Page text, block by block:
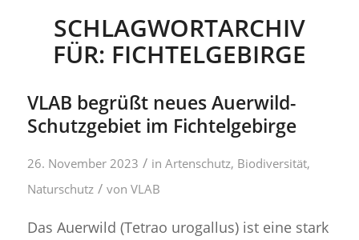
SCHLAGWORTARCHIV
FÜR: FICHTELGEBIRGE
VLAB begrüßt neues Auerwild-
Schutzgebiet im Fichtelgebirge
26. November 2023 / in Artenschutz, Biodiversität,
Naturschutz / von VLAB
Das Auerwild (Tetrao urogallus) ist eine stark